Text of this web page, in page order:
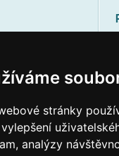
stránky
analýzy